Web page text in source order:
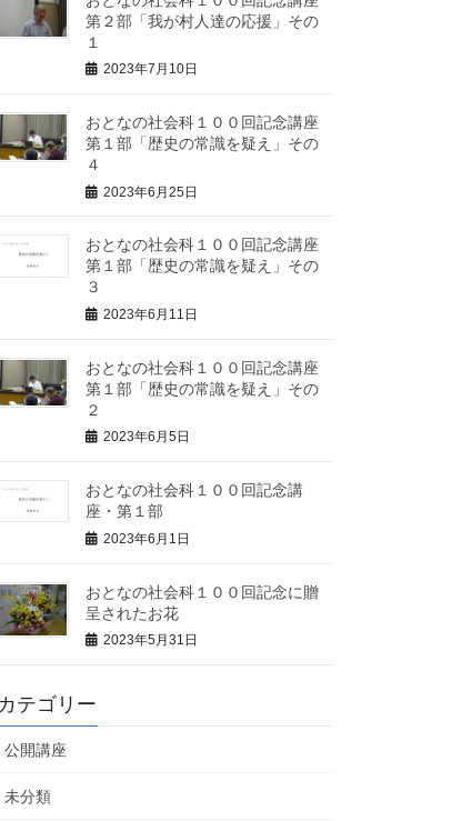
第２部「我が村人達の応援」その
１
2023年7月10日
おとなの社会科１００回記念講座
第１部「歴史の常識を疑え」その
４
2023年6月25日
おとなの社会科１００回記念講座
第１部「歴史の常識を疑え」その
３
2023年6月11日
おとなの社会科１００回記念講座
第１部「歴史の常識を疑え」その
２
2023年6月5日
おとなの社会科１００回記念講
座・第１部
2023年6月1日
おとなの社会科１００回記念に贈
呈されたお花
2023年5月31日
カテゴリー
公開講座
未分類